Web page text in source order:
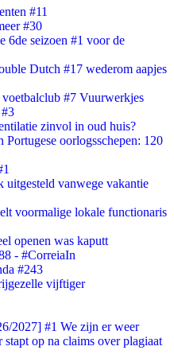
#11
#30
seizoen #1 voor de
Dutch #17 wederom aapjes
#7 Vuurwerkjes
zinvol in oud huis?
Portugese oorlogsschepen: 120
uitgesteld vanwege vakantie
voormalige lokale functionaris
openen was kaputt
- #CorreiaIn
#243
vijftiger
2027] #1 We zijn er weer
stapt op na claims over plagiaat